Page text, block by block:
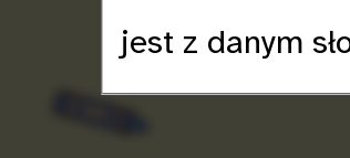
jest z danym